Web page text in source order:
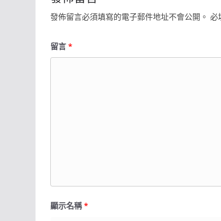
發佈留言必須填寫的電子郵件地址不會公開。 必
留言*
顯示名稱*